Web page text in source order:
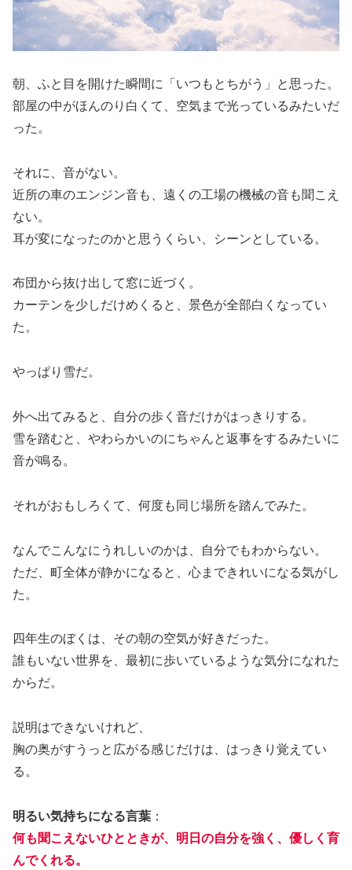
朝、ふと目を開けた瞬間に「いつもとちがう」と思った。
部屋の中がほんのり白くて、空気まで光っているみたいだ
った。
それに、音がない。
近所の車のエンジン音も、遠くの工場の機械の音も聞こえ
ない。
耳が変になったのかと思うくらい、シーンとしている。
布団から抜け出して窓に近づく。
カーテンを少しだけめくると、景色が全部白くなってい
た。
やっぱり雪だ。
外へ出てみると、自分の歩く音だけがはっきりする。
雪を踏むと、やわらかいのにちゃんと返事をするみたいに
音が鳴る。
それがおもしろくて、何度も同じ場所を踏んでみた。
なんでこんなにうれしいのかは、自分でもわからない。
ただ、町全体が静かになると、心まできれいになる気がし
た。
四年生のぼくは、その朝の空気が好きだった。
誰もいない世界を、最初に歩いているような気分になれた
からだ。
説明はできないけれど、
胸の奥がすうっと広がる感じだけは、はっきり覚えてい
る。
明るい気持ちになる言葉 ：
何も聞こえないひとときが、明日の自分を強く、優しく育
んでくれる。